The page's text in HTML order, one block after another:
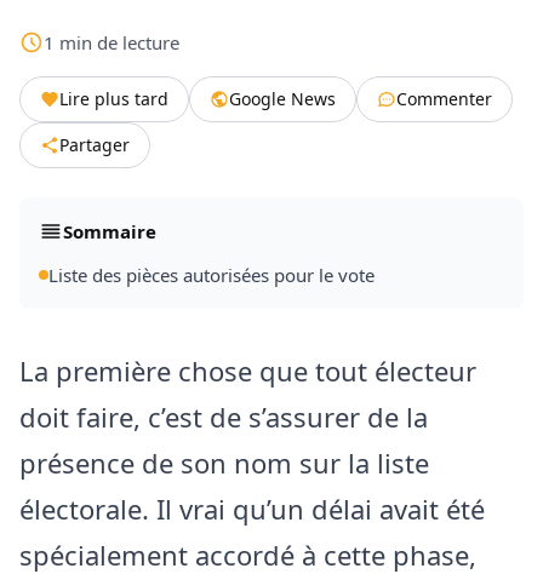
1 min de lecture
Lire plus tard Google News
Commenter
Partager
Sommaire
Liste des pièces autorisées pour le vote
La première chose que tout électeur
doit faire, c’est de s’assurer de la
présence de son nom sur la liste
électorale. Il vrai qu’un délai avait été
spécialement accordé à cette phase,